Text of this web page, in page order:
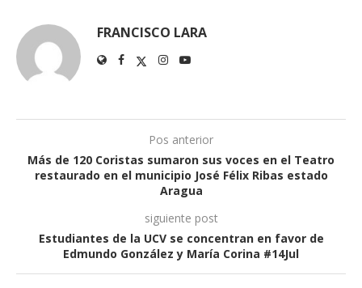
FRANCISCO LARA
Pos anterior
Más de 120 Coristas sumaron sus voces en el Teatro
restaurado en el municipio José Félix Ribas estado
Aragua
siguiente post
Estudiantes de la UCV se concentran en favor de
Edmundo González y María Corina #14Jul